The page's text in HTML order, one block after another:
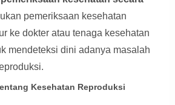
pemeriksaan kesehatan
ke dokter atau tenaga kesehatan
mendeteksi dini adanya masalah
Kesehatan Reproduksi